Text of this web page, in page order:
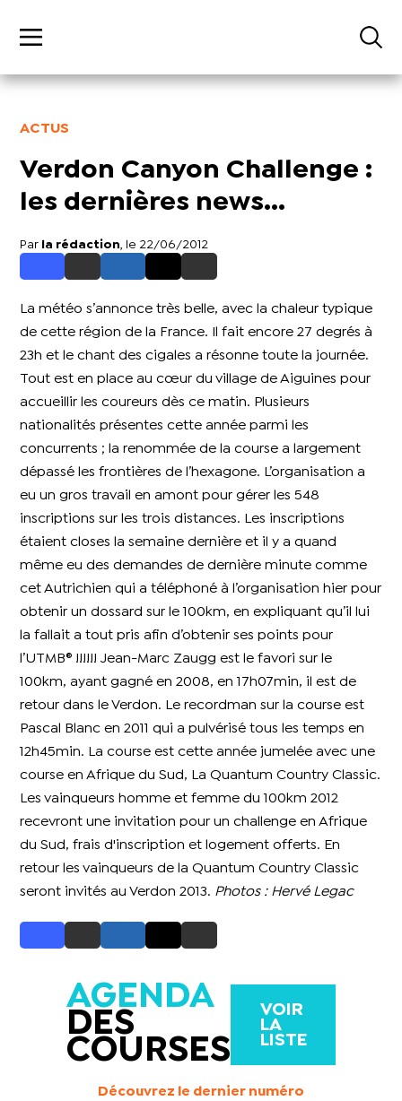
ACTUS
Verdon Canyon Challenge :
les dernières news...
Par la rédaction , le 22/06/2012
La météo s’annonce très belle, avec la chaleur typique
de cette région de la France. Il fait encore 27 degrés à
23h et le chant des cigales a résonne toute la journée.
Tout est en place au cœur du village de Aiguines pour
accueillir les coureurs dès ce matin.
Plusieurs
nationalités présentes cette année parmi les
concurrents ; la renommée de la course a largement
dépassé les frontières de l’hexagone.
L’organisation a
eu un gros travail en amont pour gérer les 548
inscriptions sur les trois distances.
Les inscriptions
étaient closes la semaine dernière et il y a quand
même eu des demandes de dernière minute comme
cet Autrichien qui a téléphoné à l’organisation hier pour
obtenir un dossard sur le 100km, en expliquant qu’il lui
la fallait a tout pris afin d’obtenir ses points pour
l’UTMB® !!!!!! Jean-Marc Zaugg est le favori sur le
100km, ayant gagné en 2008, en 17h07min, il est de
retour dans le Verdon.
Le recordman sur la course est
Pascal Blanc en 2011 qui a pulvérisé tous les temps en
12h45min.
La course est cette année jumelée avecune
course en Afrique du Sud, La Quantum Country Classic.
Les vainqueurs homme et femme du 100km 2012
recevront une invitation pour un challenge en Afrique
du Sud, frais d'inscription et logement offerts.
En
retour les vainqueurs de la Quantum Country Classic
seront invités au Verdon 2013. Photos : Hervé Legac
AGENDA
DES
COURSES
VOIR
LA
LISTE
Découvrez le dernier numéro